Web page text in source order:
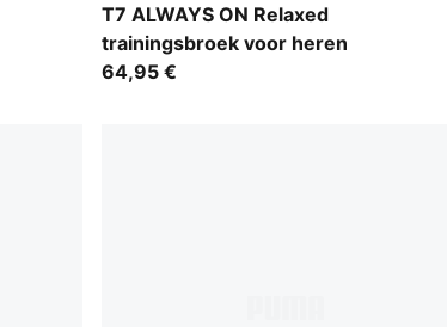
T7 ALWAYS ON Relaxed
trainingsbroek voor heren
Puma Black
64,95 €